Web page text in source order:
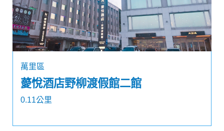
萬里區
薆悅酒店野柳渡假館二館
0.11公里